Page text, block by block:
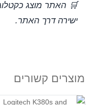
🛒 האתר מוצג
ישירה דרך האתר.
מוצרים קשורים